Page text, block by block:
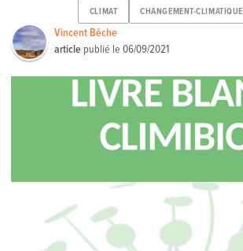
CLIMAT CHANGEMENT-CLIMATIQUE
Vincent Bêche
article publié le06/09/2021